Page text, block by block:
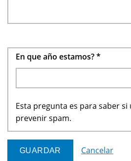
En que año estamos?*
Esta pregunta es para saber
prevenir spam.
Cancelar